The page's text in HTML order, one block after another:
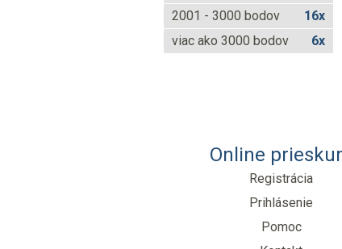
2001 - 3000 bodov
16x
viac ako 3000 bodov
6x
Online
Registrácia
Prihlásenie
Pomoc